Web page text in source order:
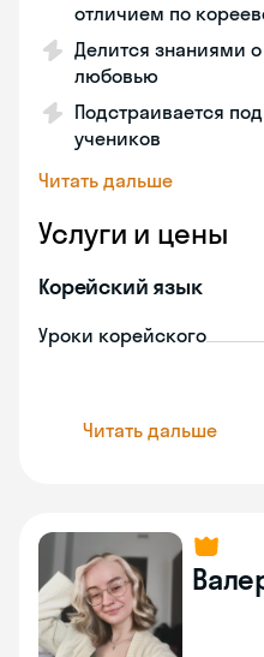
отличием по
Делится знаниями
любовью
Подстраивается
учеников
Читать дальше
Услуги и цены
Корейский язык
Уроки корейского
Читать дальше